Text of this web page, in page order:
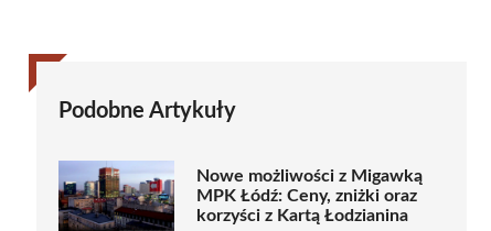
Podobne Artykuły
Nowe możliwości z Migawką
MPK Łódź: Ceny, zniżki oraz
korzyści z Kartą Łodzianina